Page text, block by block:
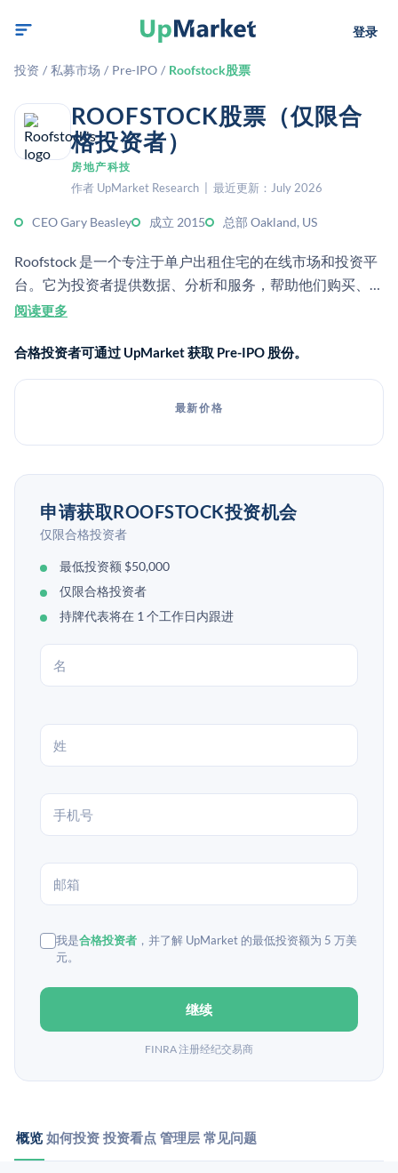
登录
投资 / 私募市场 / Pre-IPO / Roofstock股票
ROOFSTOCK股票（仅限合
格投资者）
房地产科技
作者 UpMarket Research | 最近更新：July 2026
CEO Gary Beasley 成立 2015 总部 Oakland, US
Roofstock 是一个专注于单户出租住宅的在线市场和投资平
台。它为投资者提供数据、分析和服务，帮助他们购买、管
理和出售出租物业。
阅读更多
合格投资者可通过 UpMarket 获取 Pre-IPO 股份。
最新价格
申请获取ROOFSTOCK投资机会
仅限合格投资者
最低投资额 $50,000
仅限合格投资者
持牌代表将在 1 个工作日内跟进
我是合格投资者 ，并了解 UpMarket 的最低投资额为 5 万美
元。
继续
FINRA 注册经纪交易商
概览 如何投资 投资看点 管理层 常见问题